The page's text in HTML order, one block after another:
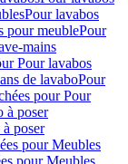
Pour lavabos
pour meublePour
mains
Pour lavabos
de lavaboPour
pour Pour
à poser
poser
pour Meubles
pour Meubles